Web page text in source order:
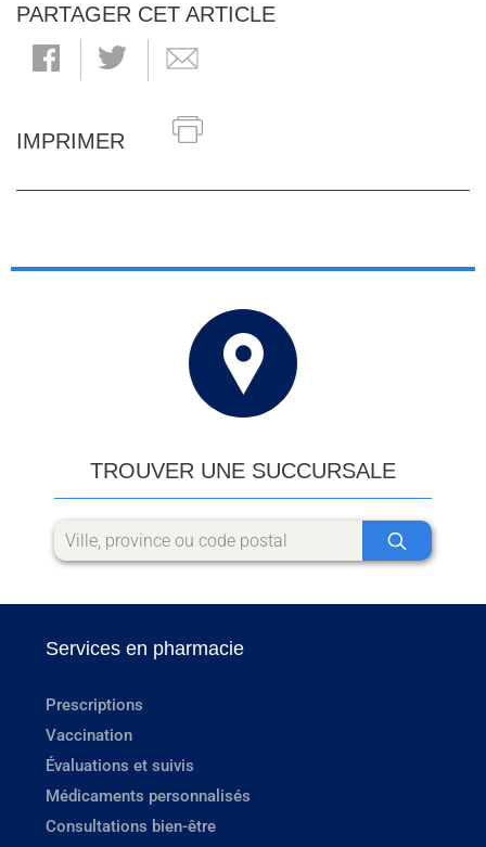
PARTAGER CET ARTICLE
IMPRIMER
TROUVER UNE SUCCURSALE
Services en pharmacie
Prescriptions
Vaccination
Évaluations et suivis
Médicaments personnalisés
Consultations bien-être